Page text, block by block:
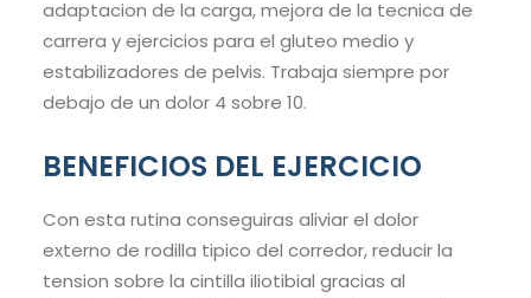
adaptacion de la carga, mejora de la tecnica de
carrera y ejercicios para el gluteo medio y
estabilizadores de pelvis. Trabaja siempre por
debajo de un dolor 4 sobre 10.
BENEFICIOS DEL EJERCICIO
Con esta rutina conseguiras aliviar el dolor
externo de rodilla tipico del corredor, reducir la
tension sobre la cintilla iliotibial gracias al